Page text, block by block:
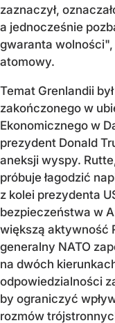
zaznaczył,
a jednocześnie
gwaranta
atomowy.
Temat Grenlandii
zakończonego w
Ekonomicznego w
prezydent Donald
aneksji wyspy.
próbuje łagodzić
z kolei prezydenta
bezpieczeństwa w
większą aktywność
generalny NATO
na dwóch
odpowiedzialności
by ograniczyć
rozmów